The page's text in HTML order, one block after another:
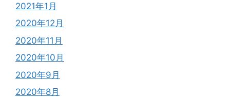
2021年1月
2020年12月
2020年11月
2020年10月
2020年9月
2020年8月